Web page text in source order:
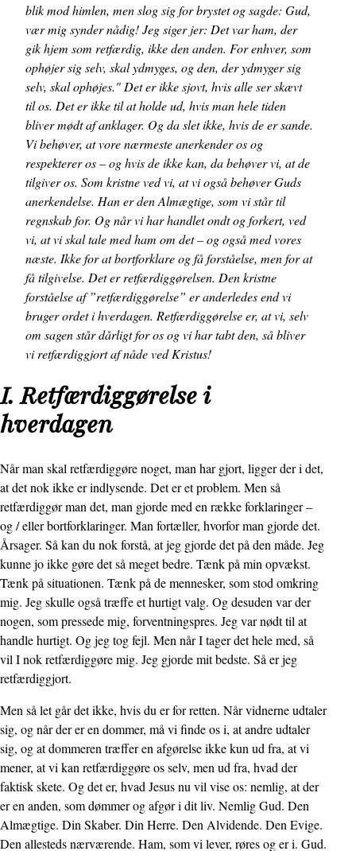
blik mod himlen, men slog sig for brystet og sagde: Gud,
vær mig synder nådig! Jeg siger jer: Det var ham, der
gik hjem som retfærdig, ikke den anden. For enhver, som
ophøjer sig selv, skal ydmyges, og den, der ydmyger sig
selv, skal ophøjes." Det er ikke sjovt, hvis alle ser skævt
til os. Det er ikke til at holde ud, hvis man hele tiden
bliver mødt af anklager. Og da slet ikke, hvis de er sande.
Vi behøver, at vore nærmeste anerkender os og
respekterer os – og hvis de ikke kan, da behøver vi, at de
tilgiver os. Som kristne ved vi, at vi også behøver Guds
anerkendelse. Han er den Almægtige, som vi står til
regnskab for. Og når vi har handlet ondt og forkert, ved
vi, at vi skal tale med ham om det – og også med vores
næste. Ikke for at bortforklare og få forståelse, men for at
få tilgivelse. Det er retfærdiggørelsen. Den kristne
forståelse af ”ret­færdiggørelse” er anderledes end vi
bruger ordet i hverdagen. Retfærdiggørelse er, at vi, selv
om sagen står dårligt for os og vi har tabt den, så bliver
vi retfærdiggjort af nåde ved Kristus!
I. Retfærdiggørelse i
hverdagen
Når man skal retfærdiggøre noget, man har gjort, ligger der i det,
at det nok ikke er indlysende. Det er et problem. Men så
retfærdiggør man det, man gjorde med en række forklaringer –
og / eller bortforkla­ringer. Man fortæller, hvorfor man gjorde det.
Årsager. Så kan du nok forstå, at jeg gjorde det på den måde. Jeg
kunne jo ikke gøre det så meget bedre. Tænk på min opvækst.
Tænk på situationen. Tænk på de mennesker, som stod omkring
mig. Jeg skulle også træffe et hurtigt valg. Og desuden var der
nogen, som pressede mig, forventningspres. Jeg var nødt til at
handle hurtigt. Og jeg tog fejl. Men når I tager det hele med, så
vil I nok retfærdiggøre mig. Jeg gjorde mit bedste. Så er jeg
retfærdiggjort.
Men så let går det ikke, hvis du er for retten. Når vidnerne udtaler
sig, og når der er en dommer, må vi finde os i, at andre udtaler
sig, og at dom­me­­­ren træffer en afgørelse ikke kun ud fra, at vi
mener, at vi kan retfærdiggøre os selv, men ud fra, hvad der
faktisk skete. Og det er, hvad Jesus nu vil vise os: nemlig, at der
er en anden, som dømmer og afgør i dit liv. Nemlig Gud. Den
Almægtige. Din Skaber. Din Herre. Den Alvi­dende. Den Evige.
Den allesteds nærværende. Ham, som vi lever, røres og er i. Gud.